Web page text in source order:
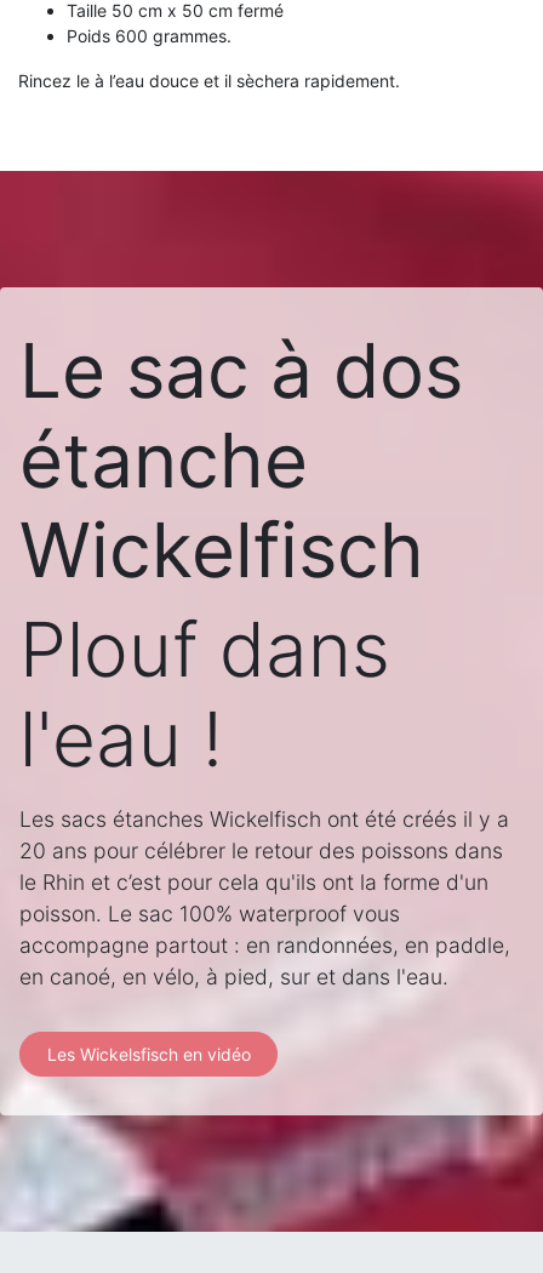
Taille 50 cm x 50 cm fermé
Poids 600 grammes.
Rincez le à l’eau douce et il sèchera rapidement.
Le sac à dos
étanche
Wickelfisch
Plouf dans
l'eau !
Les sacs étanches Wickelfisch ont été créés il y a
20 ans pour célébrer le retour des poissons dans
le Rhin et c’est pour cela qu'ils ont la forme d'un
poisson. Le sac 100% waterproof vous
accompagne partout : en randonnées, en paddle,
en canoé, en vélo, à pied, sur et dans l'eau.
Les Wickelsfisch en vidéo